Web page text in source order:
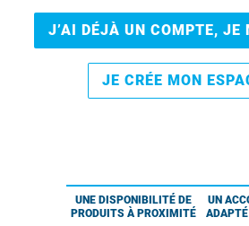
J’AI DÉJÀ UN COMPTE, JE
JE CRÉE MON
UNE DISPONIBILITÉ DE
PRODUITS À PROXIMITÉ
UN